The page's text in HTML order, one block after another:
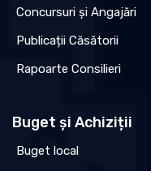
Concursuri și Angajări
Publicații Căsătorii
Rapoarte Consilieri
Buget și Achiziții
Buget local